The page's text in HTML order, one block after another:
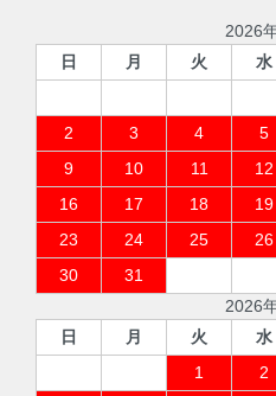
2026
日
月 火 水
2
3 4 5
9
10 11 12
16
17 18 19
23
24 25 26
30
31
2026
日
月 火 水
1
2